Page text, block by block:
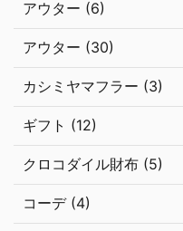
アウター (6)
アウター (30)
カシミヤマフラー (3)
ギフト (12)
クロコダイル財布 (5)
コーデ (4)